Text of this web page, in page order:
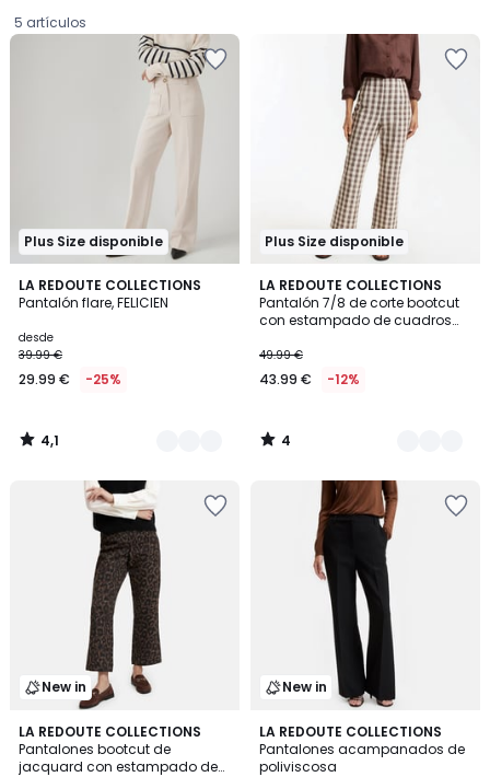
5 artículos
Plus Size disponible
LA REDOUTE COLLECTIONS
Pantalón flare, FELICIEN
Precio
a
partir
29.99
€
descuento
desde
39.99 €
29.99 € -25%
4,1
/ 5
4
Colores
4,1
/
Plus Size disponible
LA REDOUTE COLLECTIONS
Pantalón 7/8 de corte bootcut
con estampado de cuadros
49.99 €
43.99 € -12%
4
/
5
2
Colores
4
/
New in
LA REDOUTE COLLECTIONS
Pantalones bootcut de
jacquard con estampado de
New in
LA REDOUTE COLLECTIONS
Pantalones acampanados de
poliviscosa
2
Colores